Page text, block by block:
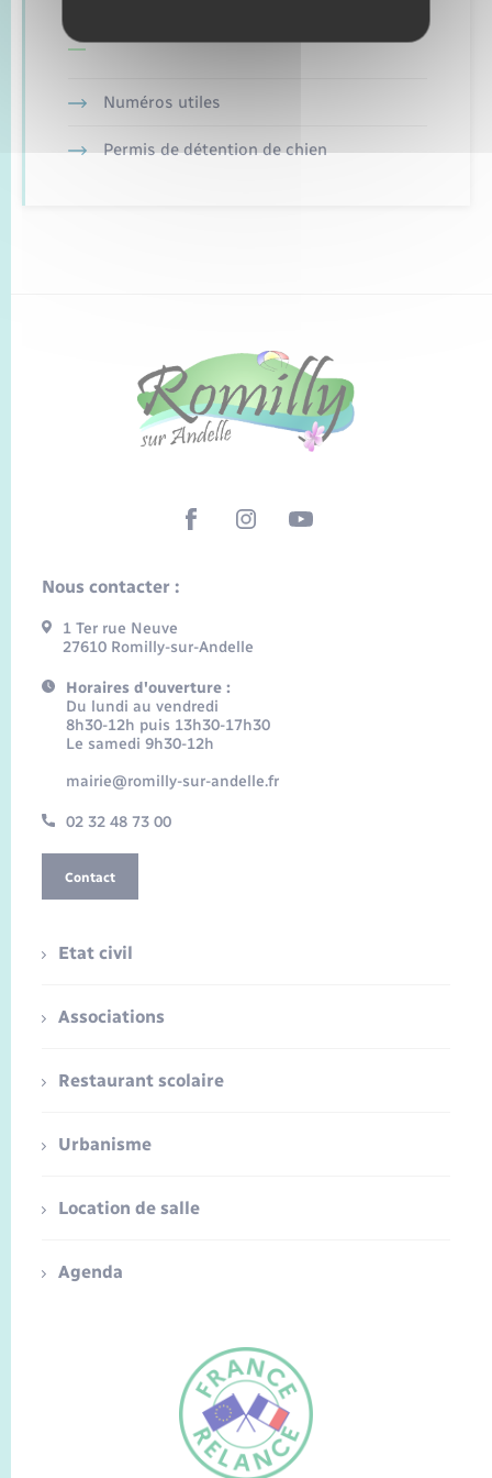
FR
Numéros utiles
Permis de détention de chien
Nous contacter :
1 Ter rue Neuve
27610 Romilly-sur-Andelle
Horaires d'ouverture :
Du lundi au vendredi
8h30-12h puis 13h30-17h30
Le samedi 9h30-12h
mairie@romilly-sur-andelle.fr
02 32 48 73 00
Contact
Etat civil
Associations
Restaurant scolaire
Urbanisme
Location de salle
Agenda